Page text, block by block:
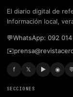
El diario digital de
Información local,
💬WhatsApp: 092
✉️
f 𝕏 ▶ ◉
SECCIONES